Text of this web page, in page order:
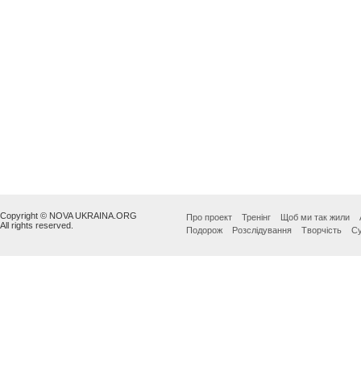
Copyright © NOVA UKRAINA.ORG
All rights reserved.
Про проект Тренінг Щоб ми так жили
Подорож
Розслідування Творчість